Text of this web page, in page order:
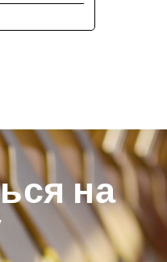
на